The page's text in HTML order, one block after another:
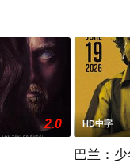
2.0 HD中字
巴兰：